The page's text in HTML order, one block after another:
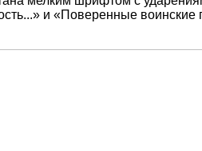
и «Поверенные